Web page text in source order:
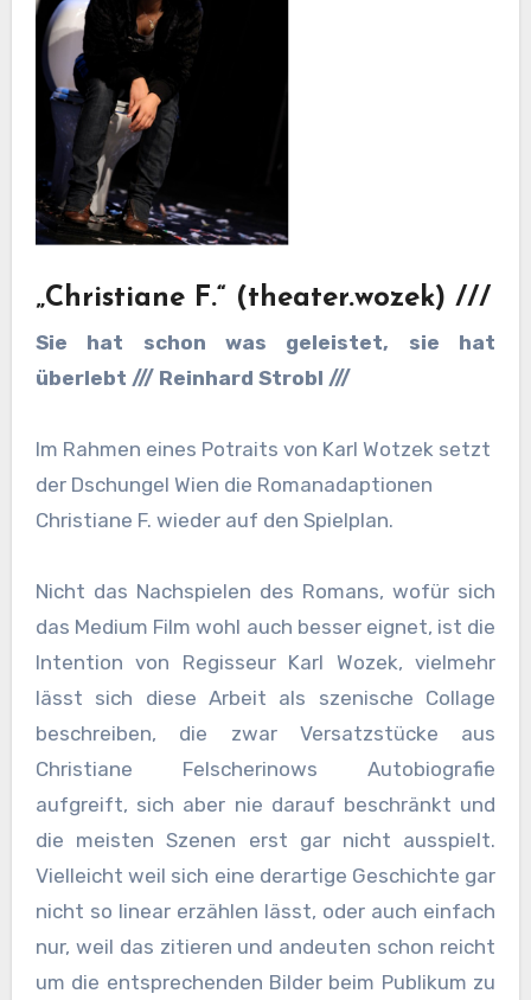
„Christiane F.“ (theater.wozek) ///
Sie hat schon was geleistet, sie hat
überlebt /// Reinhard Strobl ///
Im Rahmen eines Potraits von Karl Wotzek setzt
der Dschungel Wien die Romanadaptionen
Christiane F. wieder auf den Spielplan.
Nicht das Nachspielen des Romans, wofür sich
das Medium Film wohl auch besser eignet, ist die
Intention von Regisseur Karl Wozek, vielmehr
lässt sich diese Arbeit als szenische Collage
beschreiben, die zwar Versatzstücke aus
Christiane Felscherinows Autobiografie
aufgreift, sich aber nie darauf beschränkt und
die meisten Szenen erst gar nicht ausspielt.
Vielleicht weil sich eine derartige Geschichte gar
nicht so linear erzählen lässt, oder auch einfach
nur, weil das zitieren und andeuten schon reicht
um die entsprechenden Bilder beim Publikum zu